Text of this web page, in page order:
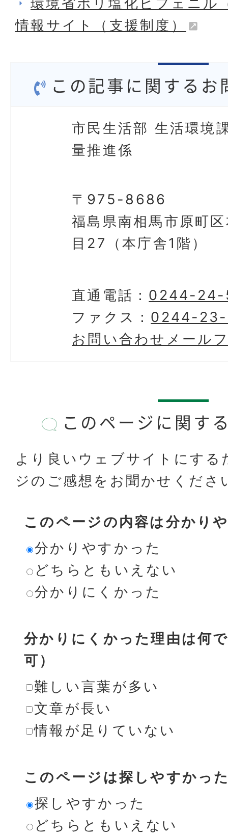
環境省ポリ塩化ビフェニル
情報サイト（支援制度）
この記事に関するお
市民生活部 生活環境
量推進係
〒975-8686
福島県南相馬市原町
目27（本庁舎1階）
直通電話： 0244-24-
ファクス： 0244-
お問い合わせメール
このページに関す
より良いウェブサイトにする
ジのご感想をお聞かせくださ
このページの内容は分かり
分かりやすかった
どちらともいえない
分かりにくかった
分かりにくかった理由は何
可）
難しい言葉が多い
文章が長い
情報が足りていない
このページは探しやすかっ
探しやすかった
どちらともいえない